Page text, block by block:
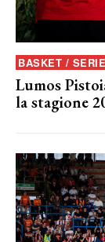
BASKET /
Lumos
la stagione